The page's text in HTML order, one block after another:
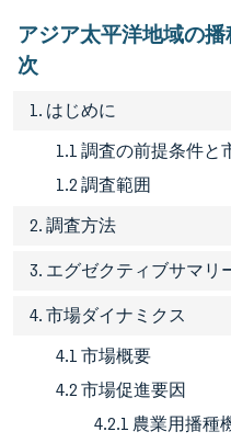
アジア太平洋地域の
次
1. はじめに
1.1 調査の前提条件と
1.2 調査範囲
2. 調査方法
3. エグゼクティブサマリ
4. 市場ダイナミクス
4.1 市場概要
4.2 市場促進要因
4.2.1 農業用播種